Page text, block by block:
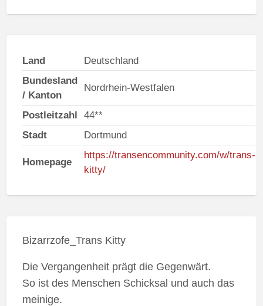
Land
Deutschland
Bundesland
/ Kanton
Nordrhein-Westfalen
Postleitzahl
44**
Stadt
Dortmund
Homepage
https://transencommunity.com/w/trans-
kitty/
Bizarrzofe_Trans Kitty
Die Vergangenheit prägt die Gegenwärt.
So ist des Menschen Schicksal und auch das
meinige.